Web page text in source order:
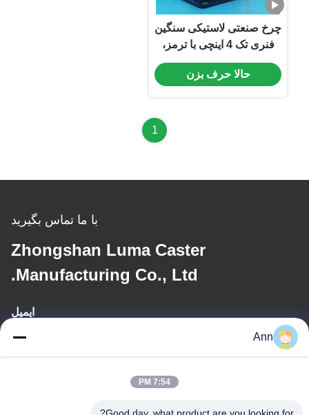
چرخ صنعتی لاستیکی سنگین
فنری تک 4 اینچی با ترمز،
ثابت و گردان برای انبارداری
و لجستیک
حالا حرف بزن
1
با ما تماس بگیرید
Zhongshan Luma Caster
Manufacturing Co., Ltd.
ایمیل
ann@industrialwheelcasters.com
Ann
7:54 PM